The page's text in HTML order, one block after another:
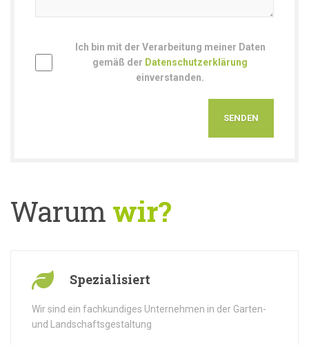
Ich bin mit der Verarbeitung meiner Daten
gemäß der Datenschutzerklärung
einverstanden.
Warum wir?
Spezialisiert
Wir sind ein fachkundiges Unternehmen in der Garten-
und Landschaftsgestaltung